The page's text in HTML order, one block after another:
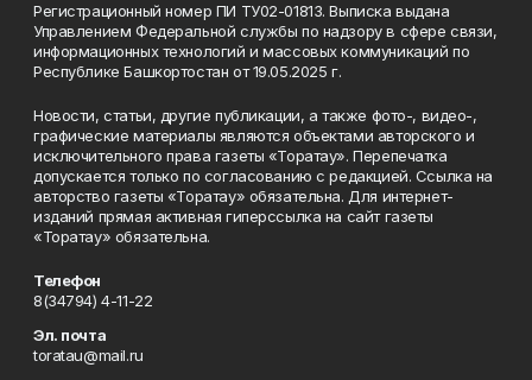
Регистрационный номер ПИ ТУ02-01813. Выписка выдана
Управлением Федеральной службы по надзору в сфере связи,
информационных технологий и массовых коммуникаций по
Республике Башкортостан от 19.05.2025 г.
Новости, статьи, другие публикации, а также фото-, видео-,
графические материалы являются объектами авторского и
исключительного права газеты «Торатау». Перепечатка
допускается только по согласованию с редакцией. Ссылка на
авторство газеты «Торатау» обязательна. Для интернет-
изданий прямая активная гиперссылка на сайт газеты
«Торатау» обязательна.
Телефон
8(34794) 4-11-22
Эл. почта
toratau@mail.ru